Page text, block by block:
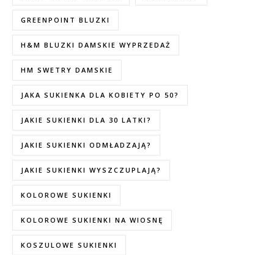
GREENPOINT BLUZKI
H&M BLUZKI DAMSKIE WYPRZEDAŻ
HM SWETRY DAMSKIE
JAKA SUKIENKA DLA KOBIETY PO 50?
JAKIE SUKIENKI DLA 30 LATKI?
JAKIE SUKIENKI ODMŁADZAJĄ?
JAKIE SUKIENKI WYSZCZUPLAJĄ?
KOLOROWE SUKIENKI
KOLOROWE SUKIENKI NA WIOSNĘ
KOSZULOWE SUKIENKI